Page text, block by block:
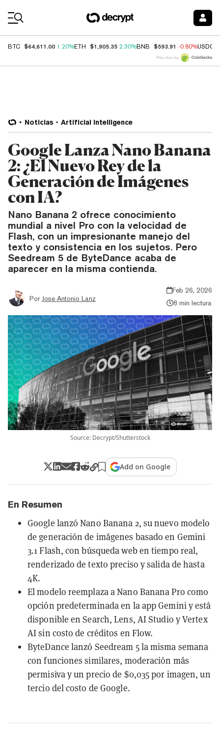
BTC $64,611.00 1.20%ETH $1,905.35 2.30%BNB $593.91 -0.80%USDC
Price data by
Noticias Artificial Intelligence
Google Lanza Nano Banana
2: ¿El Nuevo Rey de la
Generación de Imágenes
con IA?
Nano Banana 2 ofrece conocimiento
mundial a nivel Pro con la velocidad de
Flash, con un impresionante manejo del
texto y consistencia en los sujetos. Pero
Seedream 5 de ByteDance acaba de
aparecer en la misma contienda.
Por Jose Antonio Lanz
Feb 26, 2026
8 min lectura
Source: Decrypt/Shutterstock
Add on Google
En Resumen
Google lanzó Nano Banana 2, su nuevo modelo
de generación de imágenes basado en Gemini
3.1 Flash, con búsqueda web en tiempo real,
renderizado de texto preciso y salida de hasta
4K.
El modelo reemplaza a Nano Banana Pro como
opción predeterminada en la app Gemini y está
disponible en Search, Lens, AI Studio y Vertex
AI sin costo de créditos en Flow.
ByteDance lanzó Seedream 5 la misma semana
con funciones similares, moderación más
permisiva y un precio de $0,035 por imagen, un
tercio del costo de Google.